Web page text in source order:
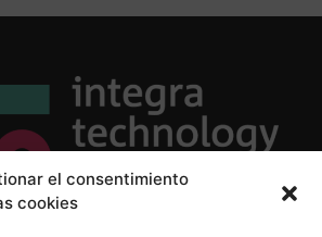
el consentimiento
cookies